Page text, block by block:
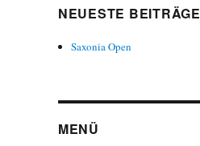
NEUESTE BEITRÄGE
Saxonia Open
MENÜ